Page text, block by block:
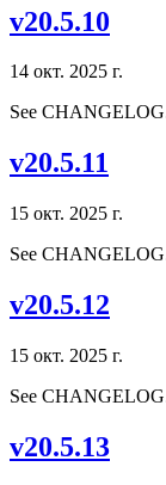
v20.5.10
14 окт. 2025 г.
See
v20.5.11
15 окт. 2025 г.
See
v20.5.12
15 окт. 2025 г.
See
v20.5.13